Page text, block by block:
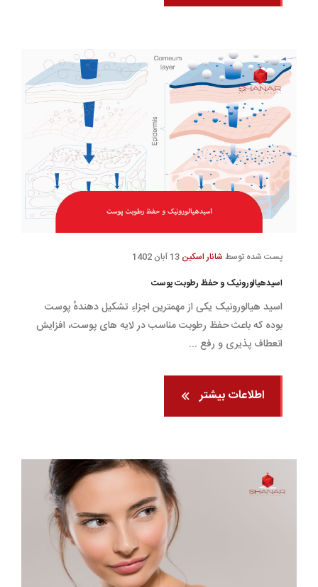
پست شده توسط شانار اسکین
اسیدهیالورونیک و حفظ رطوبت پوست
اسید هیالورونیک یکی از مهمترین اجزاءِ تشکیل دهندهٔ پوست
بوده که باعث حفظ رطوبت مناسب در لایه های پوست، افزایش
انعطاف پذیری و رفع ...
اطلاعات بیشتر